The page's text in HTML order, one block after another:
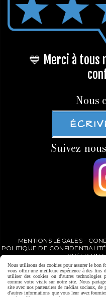
💙 Merci à tous
Nous
Suivez-
MENTIONS LÉGALES
POLITIQUE DE CONFIDENTIALITÉ
CRÉER UN
Nous utilisons des cookies pour assurer le bon
vous offrir une meilleure expérience à des fins
utiliser des cookies ou d'autres technologies
comme votre visite sur notre site. Nous
site avec nos partenaires de médias sociaux,
d'autres informations que vous leur avez